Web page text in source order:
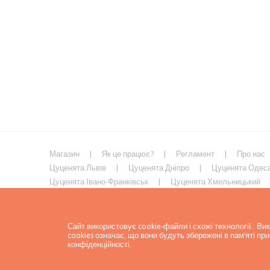
Магазин Як це працює? Регламент
Про нас
Цуценята Львів
Цуценята Дніпро
Цуценята
Цуценята Івано-Франківськ
Цуценята Хмельницький
Сайт використовує cookie-файли і схожі технології.
cookies означає, що вони будуть збережені в пам'яті
конфіденційності.